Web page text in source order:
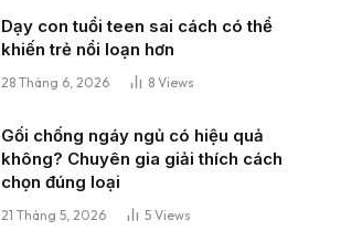
Dạy con tuổi teen sai cách có thể
khiến trẻ nổi loạn hơn
28 Tháng 6, 2026 8 Views
Gối chống ngáy ngủ có hiệu quả
không? Chuyên gia giải thích cách
chọn đúng loại
21 Tháng 5, 2026 5 Views